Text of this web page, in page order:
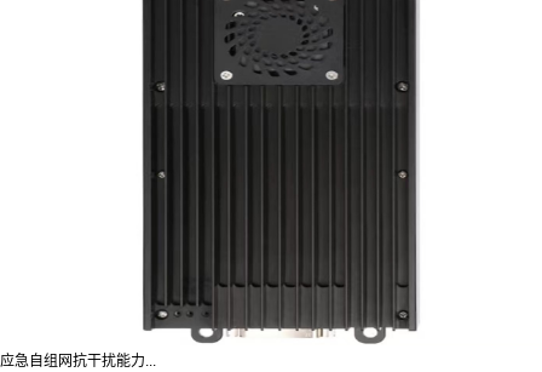
应急自组网抗干扰能力...